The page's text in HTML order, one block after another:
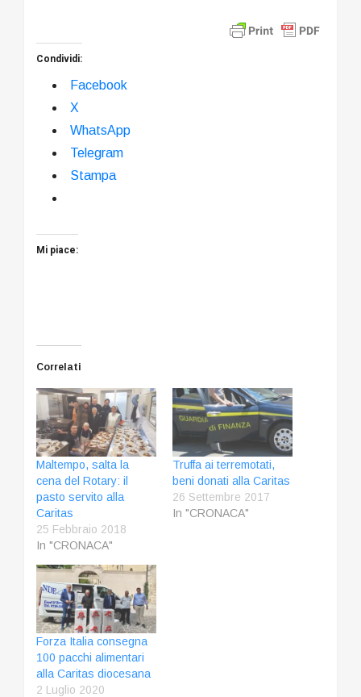
Condividi:
Facebook
X
WhatsApp
Telegram
Stampa
Mi piace:
Correlati
Maltempo, salta la
cena del Rotary: il
pasto servito alla
Caritas
25 Febbraio 2018
In "CRONACA"
Truffa ai terremotati,
beni donati alla Caritas
26 Settembre 2017
In "CRONACA"
Forza Italia consegna
100 pacchi alimentari
alla Caritas diocesana
2 Luglio 2020